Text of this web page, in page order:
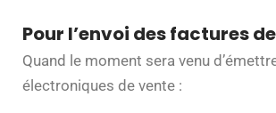
Pour l’envoi des factures
Quand le moment sera venu
électroniques de vente :